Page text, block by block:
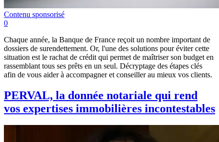
Contenu sponsorisé
0
Chaque année, la Banque de France reçoit un nombre important de
dossiers de surendettement. Or, l'une des solutions pour éviter cette
situation est le rachat de crédit qui permet de maîtriser son budget en
rassemblant tous ses prêts en un seul. Décryptage des étapes clés
afin de vous aider à accompagner et conseiller au mieux vos clients.
PERVAL, la donnée notariale qui rend
vos expertises immobilières incontestables